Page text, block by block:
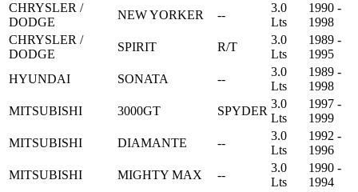
CHRYSLER /
DODGE
NEW YORKER --
3.0
Lts
1990 -
1998
CHRYSLER /
DODGE
SPIRIT R/T
3.0
Lts
1989 -
1995
HYUNDAI
SONATA --
3.0
Lts
1989 -
1998
MITSUBISHI
3000GT SPYDER
3.0
Lts
1997 -
1999
MITSUBISHI
DIAMANTE --
3.0
Lts
1992 -
1996
MITSUBISHI
MIGHTY MAX --
3.0
Lts
1990 -
1994